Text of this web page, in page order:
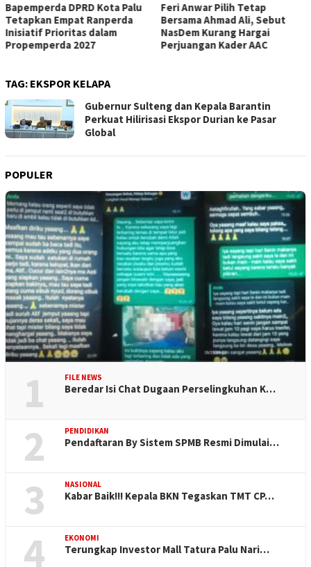
Bapemperda DPRD Kota Palu
Tetapkan Empat Ranperda
Inisiatif Prioritas dalam
Propemperda 2027
Feri Anwar Pilih Tetap
Bersama Ahmad Ali, Sebut
NasDem Kurang Hargai
Perjuangan Kader AAC
TAG: EKSPOR KELAPA
Gubernur Sulteng dan Kepala Barantin
Perkuat Hilirisasi Ekspor Durian ke Pasar
Global
POPULER
1 FILE NEWS
Beredar Isi Chat Dugaan Perselingkuhan K…
2 PENDIDIKAN
Pendaftaran By Sistem SPMB Resmi Dimulai…
3 NASIONAL
Kabar Baik!!! Kepala BKN Tegaskan TMT CP…
4 EKONOMI
Terungkap Investor Mall Tatura Palu Nari…